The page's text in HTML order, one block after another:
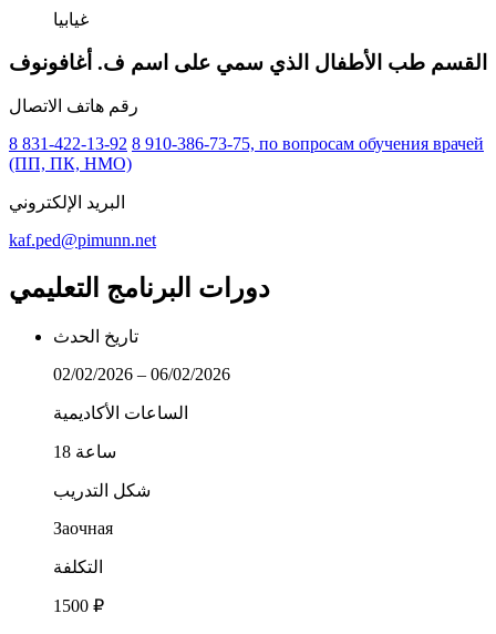
غيابيا
القسم طب الأطفال الذي سمي على اسم ف. أغافونوف
رقم هاتف الاتصال
8 831-422-13-92 8 910-386-73-75, по вопросам обучения врачей
(ПП, ПК, НМО)
البريد الإلكتروني
kaf.ped@pimunn.net
دورات البرنامج التعليمي
تاريخ الحدث
02/02/2026 – 06/02/2026
الساعات الأكاديمية
18 ساعة
شكل التدريب
Заочная
التكلفة
1500 ₽